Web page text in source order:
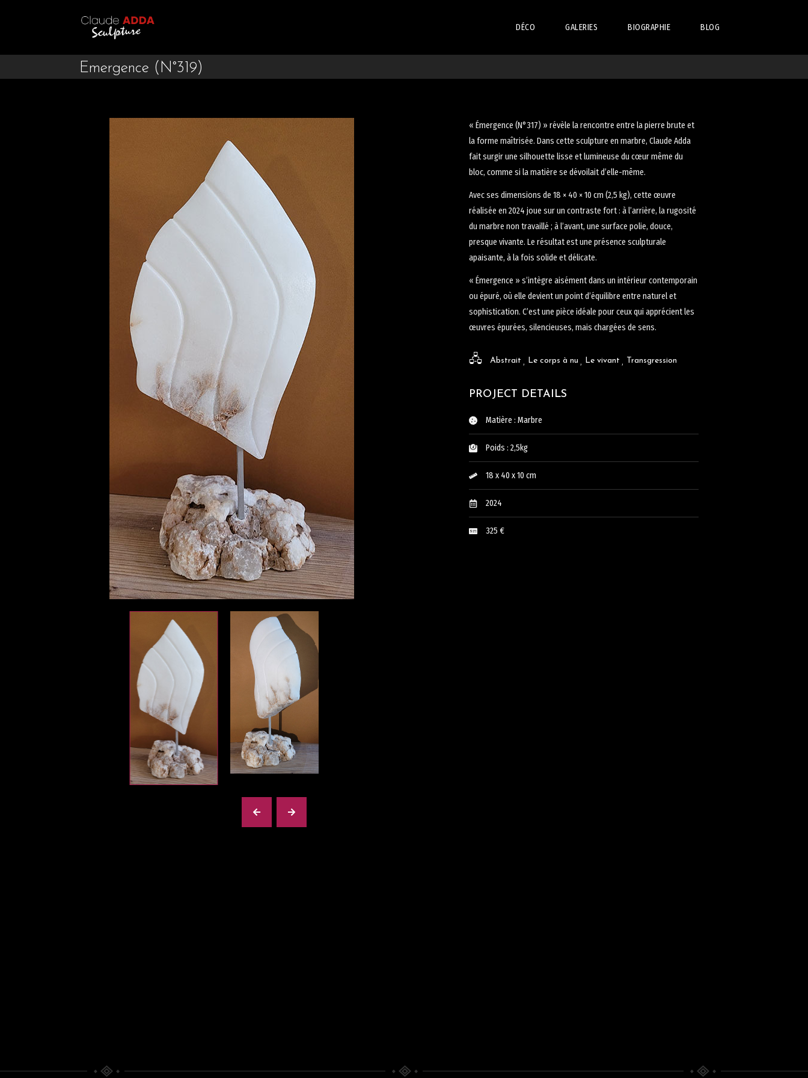
DÉCO GALERIES
LE VIVANT
TRANSGRESSION
BIOGRAPHIE
LE LIVRE COMPLET
BLOG
Emergence (N°319)
« Émergence (N°317) » révèle la rencontre entre la pierre brute et
la forme maîtrisée. Dans cette sculpture en marbre, Claude Adda
fait surgir une silhouette lisse et lumineuse du cœur même du
bloc, comme si la matière se dévoilait d’elle-même.
Avec ses dimensions de 18 × 40 × 10 cm (2,5 kg), cette œuvre
réalisée en 2024 joue sur un contraste fort : à l’arrière, la rugosité
du marbre non travaillé ; à l’avant, une surface polie, douce,
presque vivante. Le résultat est une présence sculpturale
apaisante, à la fois solide et délicate.
« Émergence » s’intègre aisément dans un intérieur contemporain
ou épuré, où elle devient un point d’équilibre entre naturel et
sophistication. C’est une pièce idéale pour ceux qui apprécient les
œuvres épurées, silencieuses, mais chargées de sens.
Abstrait Le corps à nu Le vivant Transgression
PROJECT DETAILS
Matière : Marbre
Poids : 2,5kg
18 x 40 x 10 cm
2024
325 €